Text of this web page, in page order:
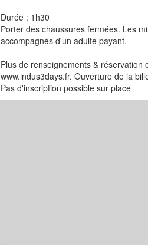
Durée : 1h30
Porter des chaussures fermées. Les
accompagnés d'un adulte payant.
Plus de renseignements &
www.indus3days.fr. Ouverture de la
Pas d'inscription possible sur place